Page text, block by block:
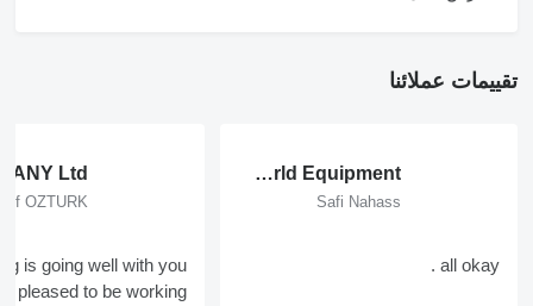
تقييمات عملائنا
Rolman World Equipment
Safi Nahass
all okay .
OZTURK
is going well with you
pleased to be working